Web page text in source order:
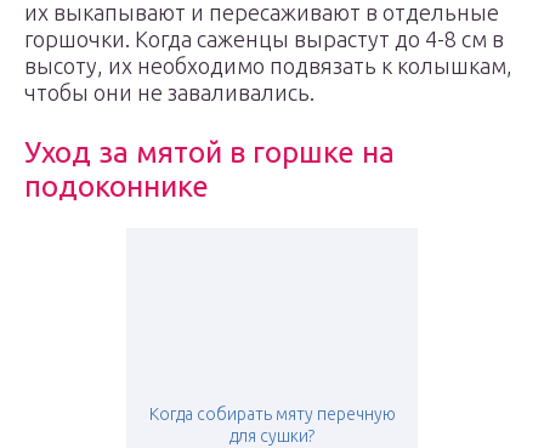
их выкапывают и пересаживают в отдельные
горшочки. Когда саженцы вырастут до 4-8 см в
высоту, их необходимо подвязать к колышкам,
чтобы они не заваливались.
Уход за мятой в горшке на
подоконнике
Когда собирать мяту перечную
для сушки?